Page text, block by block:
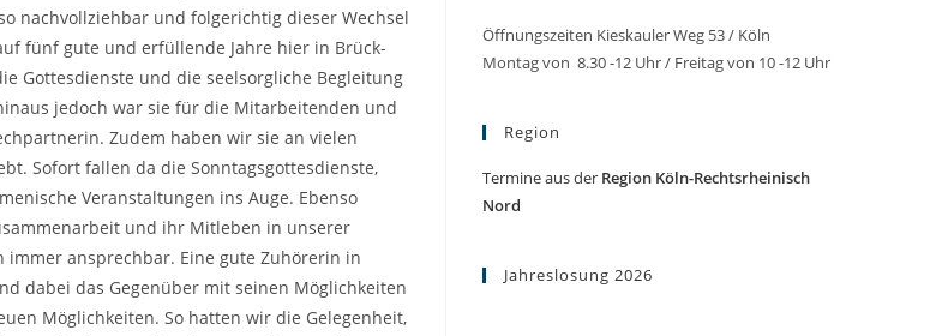
nachvollziehbar und folgerichtig dieser Wechsel
fünf gute und erfüllende Jahre hier in Brück-
Gottesdienste und die seelsorgliche Begleitung
jedoch war sie für die Mitarbeitenden und
nerin. Zudem haben wir sie an vielen
t. Sofort fallen da die Sonntagsgottesdienste,
Veranstaltungen ins Auge. Ebenso
und ihr Mitleben in unserer
immer ansprechbar. Eine gute Zuhörerin in
dabei das Gegenüber mit seinen Möglichkeiten
Möglichkeiten. So hatten wir die Gelegenheit,
Öffnungszeiten Kieskauler Weg 53 / Köln
Montag von 8.30 -12 Uhr / Freitag von 10 -12 Uhr
Region
Termine aus der Region Köln-Rechtsrheinisch
Nord
Jahreslosung 2026